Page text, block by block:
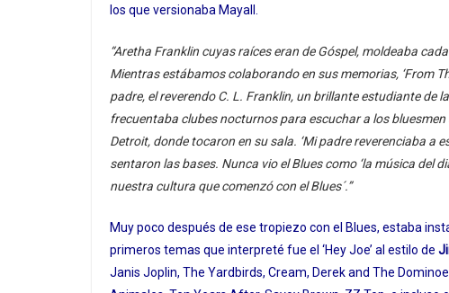
los que versionaba Mayall.
“Aretha Franklin cuyas raíces eran de Góspel, moldeaba
Mientras estábamos colaborando en sus memorias, ‘From
padre, el reverendo C. L. Franklin, un brillante estudiante de
frecuentaba clubes nocturnos para escuchar a los
Detroit, donde tocaron en su sala. ‘Mi padre reverenciaba a
sentaron las bases. Nunca vio el Blues como ‘la música del
nuestra cultura que comenzó con el Blues´.”
Muy poco después de ese tropiezo con el Blues, estaba
primeros temas que interpreté fue el ‘Hey Joe’ al estilo de
Janis Joplin, The Yardbirds, Cream, Derek and The